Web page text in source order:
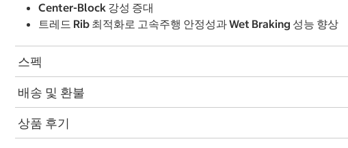
Center-Block 강성 증대
트레드 Rib 최적화로 고속주행 안정성과 Wet Braking 성능 향상
스펙
배송 및 환불
상품 후기